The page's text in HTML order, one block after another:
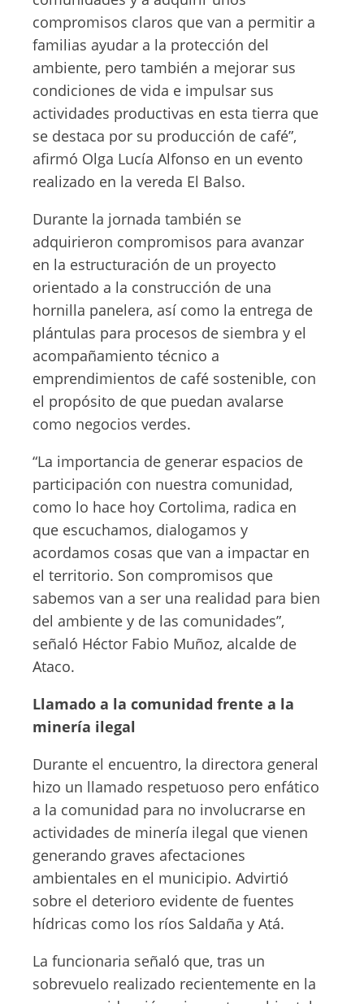
compromisos claros que van a permitir a
familias ayudar a la protección del
ambiente, pero también a mejorar sus
condiciones de vida e impulsar sus
actividades productivas en esta tierra que
se destaca por su producción de café”,
afirmó Olga Lucía Alfonso en un evento
realizado en la vereda El Balso.
Durante la jornada también se
adquirieron compromisos para avanzar
en la estructuración de un proyecto
orientado a la construcción de una
hornilla panelera, así como la entrega de
plántulas para procesos de siembra y el
acompañamiento técnico a
emprendimientos de café sostenible, con
el propósito de que puedan avalarse
como negocios verdes.
“La importancia de generar espacios de
participación con nuestra comunidad,
como lo hace hoy Cortolima, radica en
que escuchamos, dialogamos y
acordamos cosas que van a impactar en
el territorio. Son compromisos que
sabemos van a ser una realidad para bien
del ambiente y de las comunidades”,
señaló Héctor Fabio Muñoz, alcalde de
Ataco.
Llamado a la comunidad frente a la
minería ilegal
Durante el encuentro, la directora general
hizo un llamado respetuoso pero enfático
a la comunidad para no involucrarse en
actividades de minería ilegal que vienen
generando graves afectaciones
ambientales en el municipio. Advirtió
sobre el deterioro evidente de fuentes
hídricas como los ríos Saldaña y Atá.
La funcionaria señaló que, tras un
sobrevuelo realizado recientemente en la